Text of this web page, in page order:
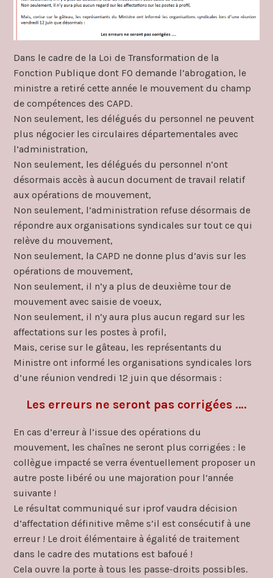
Dans le cadre de la Loi de Transformation de la
Fonction Publique dont FO demande l’abrogation, le
ministre a retiré cette année le mouvement du champ
de compétences des CAPD.
Non seulement, les délégués du personnel ne peuvent
plus négocier les circulaires départementales avec
l’administration,
Non seulement, les délégués du personnel n’ont
désormais accès à aucun document de travail relatif
aux opérations de mouvement,
Non seulement, l’administration refuse désormais de
répondre aux organisations syndicales sur tout ce qui
relève du mouvement,
Non seulement, la CAPD ne donne plus d’avis sur les
opérations de mouvement,
Non seulement, il n’y a plus de deuxième tour de
mouvement avec saisie de voeux,
Non seulement, il n’y aura plus aucun regard sur les
affectations sur les postes à profil,
Mais, cerise sur le gâteau, les représentants du
Ministre ont informé les organisations syndicales lors
d’une réunion vendredi 12 juin que désormais :
Les erreurs ne seront pas corrigées ….
En cas d’erreur à l’issue des opérations du
mouvement, les chaînes ne seront plus corrigées : le
collègue impacté se verra éventuellement proposer un
autre poste libéré ou une majoration pour l’année
suivante !
Le résultat communiqué sur iprof vaudra décision
d’affectation définitive même s’il est consécutif à une
erreur ! Le droit élémentaire à égalité de traitement
dans le cadre des mutations est bafoué !
Cela ouvre la porte à tous les passe-droits possibles.